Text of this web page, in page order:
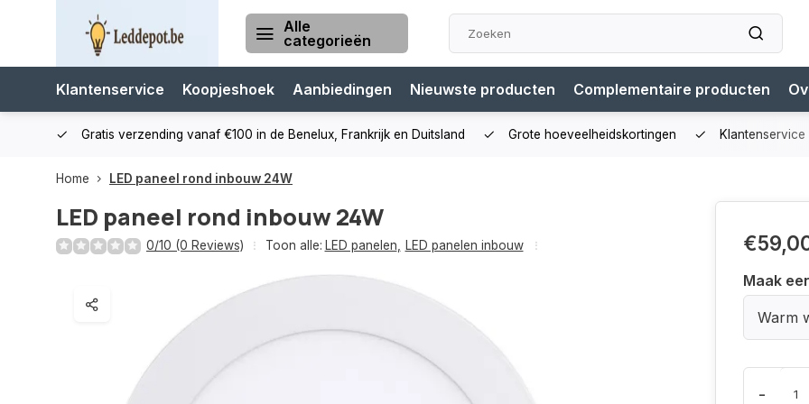
Alle
categorieën
Klantenservice Koopjeshoek Aanbiedingen Nieuwste producten Complementaire producten
Gratis verzending vanaf €100 in de Benelux, Frankrijk en Duitsland Grote hoeveelheidskortingen
Home LED paneel rond inbouw 24W
LED paneel rond inbouw 24W
0/10 (0 Reviews) Toon alle: LED panelen LED panelen inbouw
Maak
Warm
-